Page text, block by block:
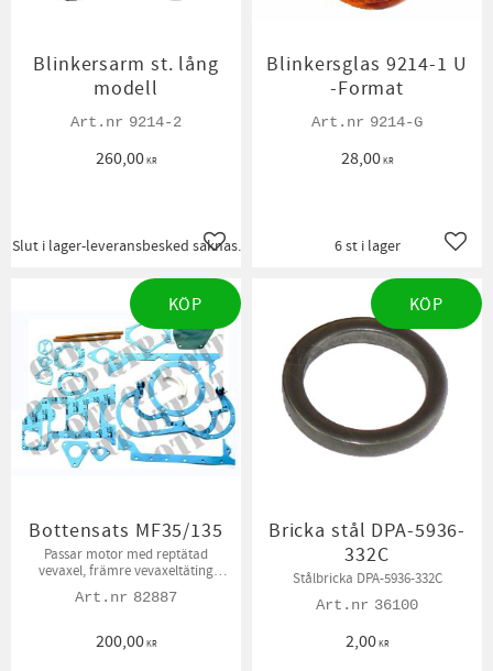
Blinkersarm st. lång
modell
9214-2
260,00KR
Lägg till i favoriter
Slut i lager-leveransbesked saknas.
Blinkersglas 9214-1 U
-Format
9214-G
28,00KR
6 st i lager
Bottensats MF35/135
Passar motor med reptätad
vevaxel, främre vevaxeltäting
82887
200,00KR
KÖP
Bricka stål DPA-5936-
332C
Stålbricka DPA-5936-332C
36100
2,00KR
KÖP